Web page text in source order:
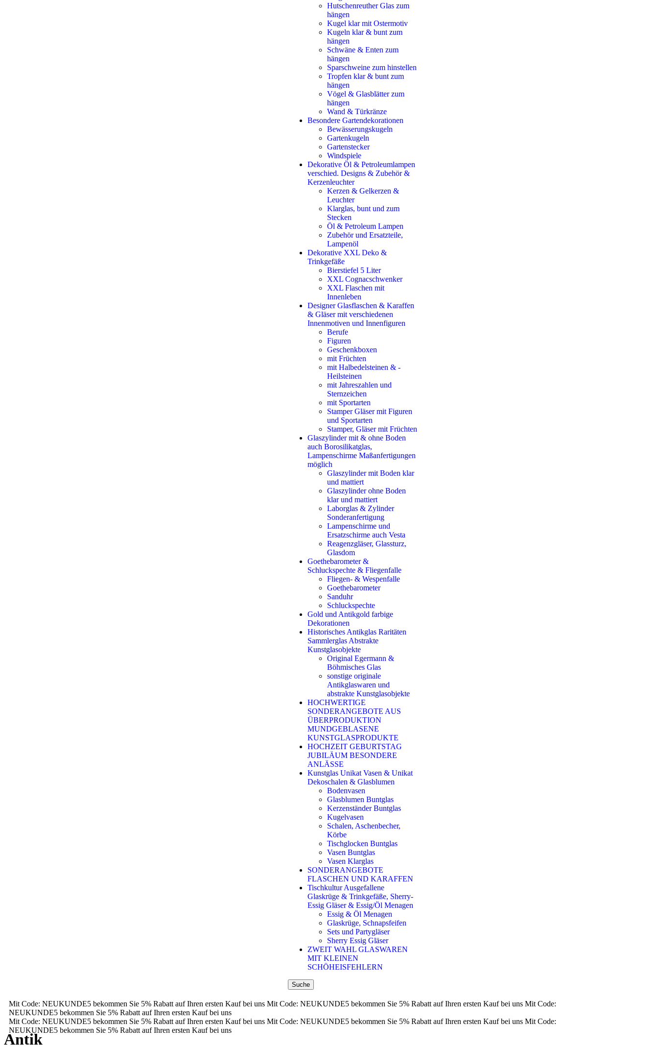
Hutschenreuther Glas zum
hängen
Kugel klar mit Ostermotiv
Kugeln klar & bunt zum
hängen
Schwäne & Enten zum
hängen
Sparschweine zum hinstellen
Tropfen klar & bunt zum
hängen
Vögel & Glasblätter zum
hängen
Wand & Türkränze
Besondere Gartendekorationen
Bewässerungskugeln
Gartenkugeln
Gartenstecker
Windspiele
Dekorative Öl & Petroleumlampen
verschied. Designs & Zubehör &
Kerzenleuchter
Kerzen & Gelkerzen &
Leuchter
Klarglas, bunt und zum
Stecken
Öl & Petroleum Lampen
Zubehör und Ersatzteile,
Lampenöl
Dekorative XXL Deko &
Trinkgefäße
Bierstiefel 5 Liter
XXL Cognacschwenker
XXL Flaschen mit
Innenleben
Designer Glasflaschen & Karaffen
& Gläser mit verschiedenen
Innenmotiven und Innenfiguren
Berufe
Figuren
Geschenkboxen
mit Früchten
mit Halbedelsteinen & -
Heilsteinen
mit Jahreszahlen und
Sternzeichen
mit Sportarten
Stamper Gläser mit Figuren
und Sportarten
Stamper, Gläser mit Früchten
Glaszylinder mit & ohne Boden
auch Borosilikatglas,
Lampenschirme Maßanfertigungen
möglich
Glaszylinder mit Boden klar
und mattiert
Glaszylinder ohne Boden
klar und mattiert
Laborglas & Zylinder
Sonderanfertigung
Lampenschirme und
Ersatzschirme auch Vesta
Reagenzgläser, Glassturz,
Glasdom
Goethebarometer &
Schluckspechte & Fliegenfalle
Fliegen- & Wespenfalle
Goethebarometer
Sanduhr
Schluckspechte
Gold und Antikgold farbige
Dekorationen
Historisches Antikglas Raritäten
Sammlerglas Abstrakte
Kunstglasobjekte
Original Egermann &
Böhmisches Glas
sonstige originale
Antikglaswaren und
abstrakte Kunstglasobjekte
HOCHWERTIGE
SONDERANGEBOTE AUS
ÜBERPRODUKTION
MUNDGEBLASENE
KUNSTGLASPRODUKTE
HOCHZEIT GEBURTSTAG
JUBILÄUM BESONDERE
ANLÄSSE
Kunstglas Unikat Vasen & Unikat
Dekoschalen & Glasblumen
Bodenvasen
Glasblumen Buntglas
Kerzenständer Buntglas
Kugelvasen
Schalen, Aschenbecher,
Körbe
Tischglocken Buntglas
Vasen Buntglas
Vasen Klarglas
SONDERANGEBOTE
FLASCHEN UND KARAFFEN
Tischkultur Ausgefallene
Glaskrüge & Trinkgefäße, Sherry-
Essig Gläser & Essig/Öl Menagen
Essig & Öl Menagen
Glaskrüge, Schnapsfeifen
Sets und Partygläser
Sherry Essig Gläser
ZWEIT WAHL GLASWAREN
MIT KLEINEN
SCHÖHEISFEHLERN
Suche
Mit Code: NEUKUNDE5 bekommen Sie 5% Rabatt auf Ihren ersten Kauf bei uns Mit Code: NEUKUNDE5 bekommen Sie 5% Rabatt auf Ihren ersten Kauf bei uns Mit Code:
NEUKUNDE5 bekommen Sie 5% Rabatt auf Ihren ersten Kauf bei uns
Mit Code: NEUKUNDE5 bekommen Sie 5% Rabatt auf Ihren ersten Kauf bei uns Mit Code: NEUKUNDE5 bekommen Sie 5% Rabatt auf Ihren ersten Kauf bei uns Mit Code:
NEUKUNDE5 bekommen Sie 5% Rabatt auf Ihren ersten Kauf bei uns
Antik